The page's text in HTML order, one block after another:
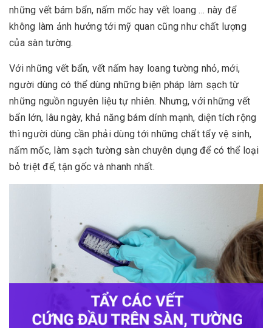
những vết bám bẩn, nấm mốc hay vết loang … này để
không làm ảnh hưởng tới mỹ quan cũng như chất lượng
của sàn tường.
Với những vết bẩn, vết nấm hay loang tường nhỏ, mới,
người dùng có thể dùng những biện pháp làm sạch từ
những nguồn nguyên liệu tự nhiên. Nhưng, với những vết
bẩn lớn, lâu ngày, khả năng bám dính mạnh, diện tích rộng
thì người dùng cần phải dùng tới những chất tẩy vệ sinh,
nấm mốc, làm sạch tường sàn chuyên dụng để có thể loại
bỏ triệt để, tận gốc và nhanh nhất.